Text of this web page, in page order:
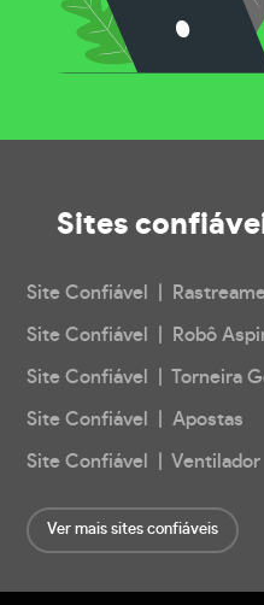
Sites
Site Confiável |
Site Confiável | Robô
Site Confiável | Torneira
Site Confiável | Apostas
Site Confiável | Ventilador
Ver mais sites confiáveis